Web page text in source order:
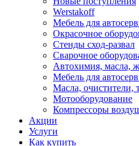
Werstakoff
Мебель для
Окрасочное
Стенды сход-развал
Сварочное
Автохимия, масла,
Мебель для
Масла, очистители,
Мотооборудование
Компрессоры
Акции
Услуги
Как купить